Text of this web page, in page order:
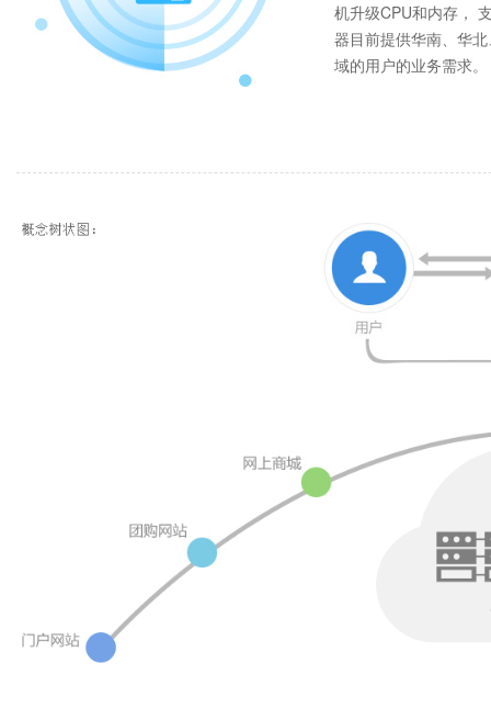
机升级CPU和内存，
器目前提供华南、华
域的用户的业务需求。